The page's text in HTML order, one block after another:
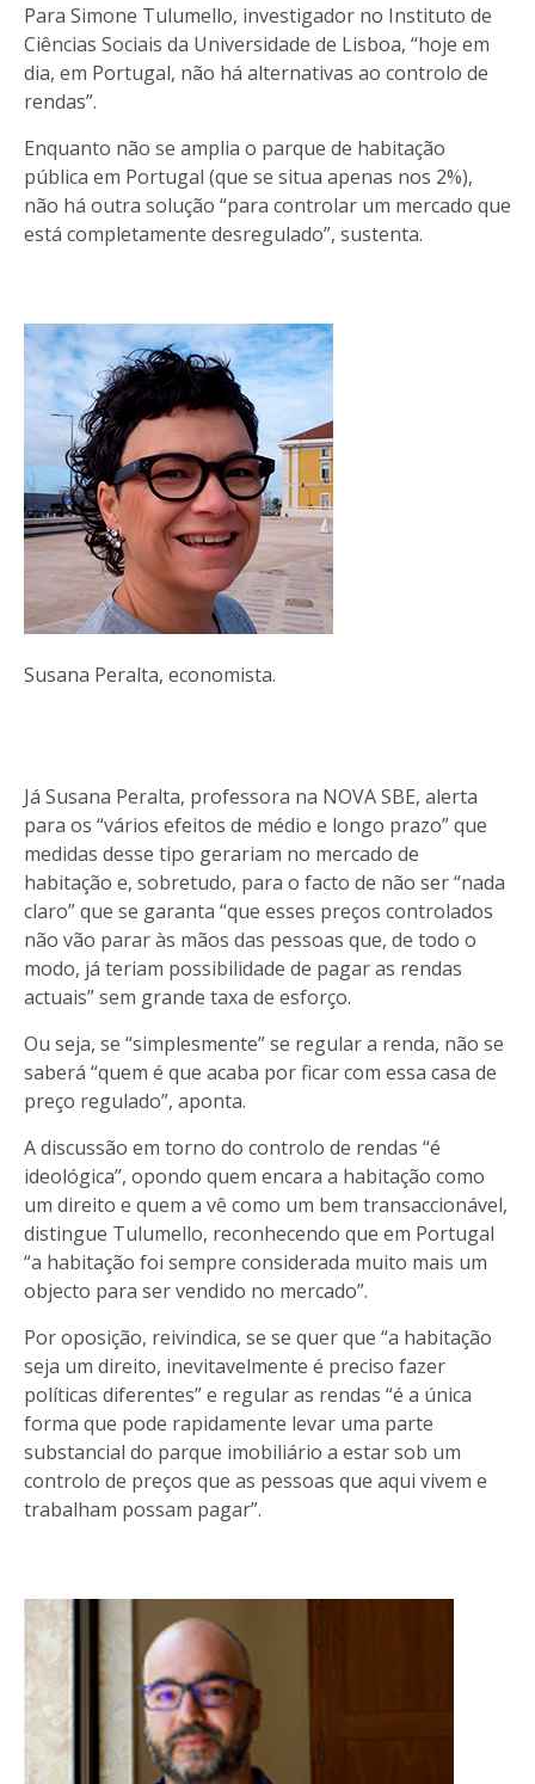
Para Simone Tulumello, investigador no Instituto de
Ciências Sociais da Universidade de Lisboa, “hoje em
dia, em Portugal, não há alternativas ao controlo de
rendas”.
Enquanto não se amplia o parque de habitação
pública em Portugal (que se situa apenas nos 2%),
não há outra solução “para controlar um mercado que
está completamente desregulado”, sustenta.
Susana Peralta, economista.
Já Susana Peralta, professora na NOVA SBE, alerta
para os “vários efeitos de médio e longo prazo” que
medidas desse tipo gerariam no mercado de
habitação e, sobretudo, para o facto de não ser “nada
claro” que se garanta “que esses preços controlados
não vão parar às mãos das pessoas que, de todo o
modo, já teriam possibilidade de pagar as rendas
actuais” sem grande taxa de esforço.
Ou seja, se “simplesmente” se regular a renda, não se
saberá “quem é que acaba por ficar com essa casa de
preço regulado”, aponta.
A discussão em torno do controlo de rendas “é
ideológica”, opondo quem encara a habitação como
um direito e quem a vê como um bem transaccionável,
distingue Tulumello, reconhecendo que em Portugal
“a habitação foi sempre considerada muito mais um
objecto para ser vendido no mercado”.
Por oposição, reivindica, se se quer que “a habitação
seja um direito, inevitavelmente é preciso fazer
políticas diferentes” e regular as rendas “é a única
forma que pode rapidamente levar uma parte
substancial do parque imobiliário a estar sob um
controlo de preços que as pessoas que aqui vivem e
trabalham possam pagar”.